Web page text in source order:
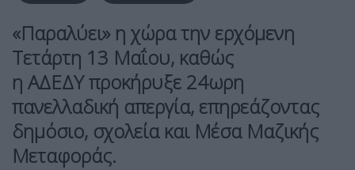
«Παραλύει» η χώρα την ερχόμενη
Τετάρτη 13 Μαΐου, καθώς
η ΑΔΕΔΥ προκήρυξε 24ωρη
πανελλαδική απεργία, επηρεάζοντας
δημόσιο, σχολεία και Μέσα Μαζικής
Μεταφοράς.